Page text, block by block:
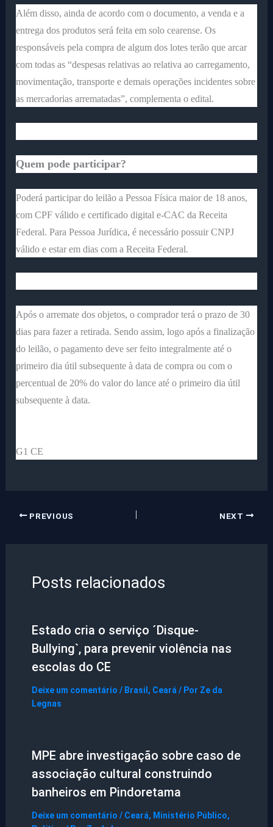
Além disso, ainda de acordo com o documento, a venda e a
entrega dos produtos será feita em solo cearense. Os
responsáveis pela compra de algum dos lotes terão que arcar
com todas as “despesas relativas ao relativa ao carregamento,
movimentação, transporte e demais operações incidentes sobre
as mercadorias arrematadas”, complementa o edital.
Quem pode participar?
Poderá participar do leilão a Pessoa Física maior de 18 anos,
com CPF válido e certificado digital e-CAC da Receita
Federal. Para Pessoa Jurídica, é necessário possuir CNPJ
válido e estar em dias com a Receita Federal.
Após o arremate dos objetos, o comprador terá o prazo de 30
dias para fazer a retirada. Sendo assim, logo após a finalização
do leilão, o pagamento deve ser feito integralmente até o
primeiro dia útil subsequente à data de compra ou com o
percentual de 20% do valor do lance até o primeiro dia útil
subsequente à data.
G1 CE
PREVIOUS NEXT
Posts relacionados
Estado cria o serviço ´Disque-
Bullying`, para prevenir violência nas
escolas do CE
Deixe um comentário / Brasil , Ceará / Por Ze da
Legnas
MPE abre investigação sobre caso de
associação cultural construindo
banheiros em Pindoretama
Deixe um comentário / Ceará, Ministério Público,